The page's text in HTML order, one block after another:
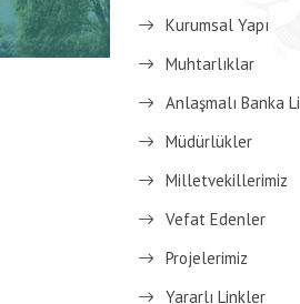
Kurumsal Yapı
Muhtarlıklar
Anlaşmalı Banka
Müdürlükler
Milletvekillerimiz
Vefat Edenler
Projelerimiz
Yararlı Linkler